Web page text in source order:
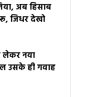
अब हिसाब
जिधर देखो
लेकर नया
उसके ही गवाह